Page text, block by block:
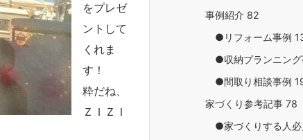
をプレゼ
ントして
くれま
す！
粋だね、
ＺＩＺＩ
事例紹介 82
●リフォーム事例
●収納プランニング
●間取り相談事例
家づくり参考記事 78
●家づくりする人必